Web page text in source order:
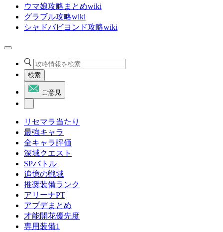
ウマ娘攻略まとめwiki
グラブル攻略wiki
シャドバビヨンド攻略wiki
検索
ご意見
リセマラ当たり
最強キャラ
全キャラ評価
深域クエスト
SPバトル
追憶の戦域
推奨装備ランク
アリーナPT
アプデまとめ
才能開花優先度
専用装備1